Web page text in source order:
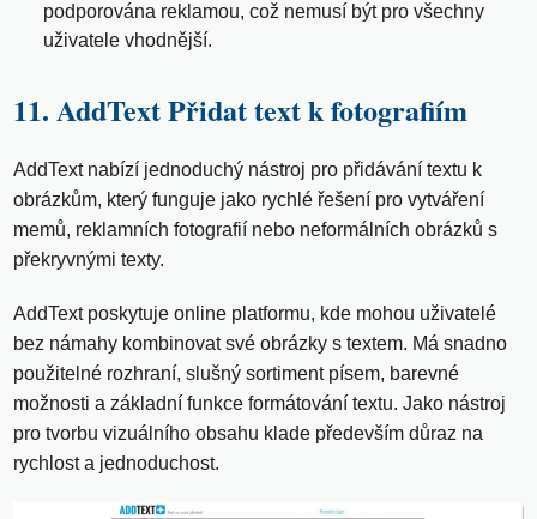
podporována reklamou, což nemusí být pro všechny
uživatele vhodnější.
11. AddText Přidat text k fotografiím
AddText nabízí jednoduchý nástroj pro přidávání textu k
obrázkům, který funguje jako rychlé řešení pro vytváření
memů, reklamních fotografií nebo neformálních obrázků s
překryvnými texty.
AddText poskytuje online platformu, kde mohou uživatelé
bez námahy kombinovat své obrázky s textem. Má snadno
použitelné rozhraní, slušný sortiment písem, barevné
možnosti a základní funkce formátování textu. Jako nástroj
pro tvorbu vizuálního obsahu klade především důraz na
rychlost a jednoduchost.